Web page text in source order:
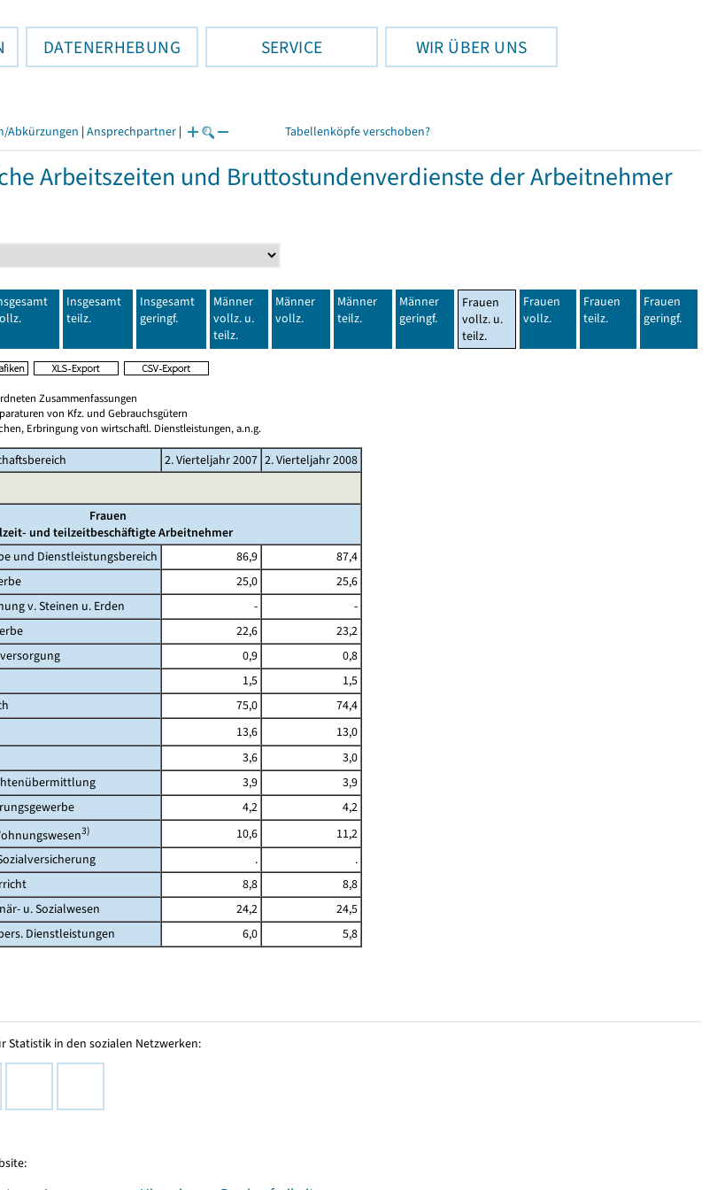
DATENERHEBUNG SERVICE WIR ÜBER UNS
Abkürzungen | Ansprechpartner | Tabellenköpfe verschoben?
Arbeitszeiten und Bruttostundenverdienste der Arbeitnehmer
Insgesamt
teilz.
Insgesamt
geringf.
Männer
vollz. u.
teilz.
Männer
vollz.
Männer
teilz.
Männer
geringf.
Frauen
vollz. u.
teilz.
Frauen
vollz.
Frauen
teilz.
Frauen
geringf.
Zusammenfassungen
von Kfz. und Gebrauchsgütern
Erbringung von wirtschaftl. Dienstleistungen, a.n.g.
2. Vierteljahr 2007 2. Vierteljahr 2008
Frauen
und teilzeitbeschäftigte Arbeitnehmer
und Dienstleistungsbereich
86,9
87,4
25,0
25,6
v. Steinen u. Erden
-
-
22,6
23,2
0,9
0,8
1,5
1,5
75,0
74,4
13,6
13,0
3,6
3,0
3,9
3,9
4,2
4,2
3) 10,6
11,2
.
.
8,8
8,8
u. Sozialwesen
24,2
24,5
Dienstleistungen
6,0 5,8
Statistik in den sozialen Netzwerken: